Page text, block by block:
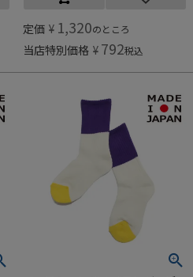
定価 ¥ 1,320のところ
当店特別価格 ¥ 792税込